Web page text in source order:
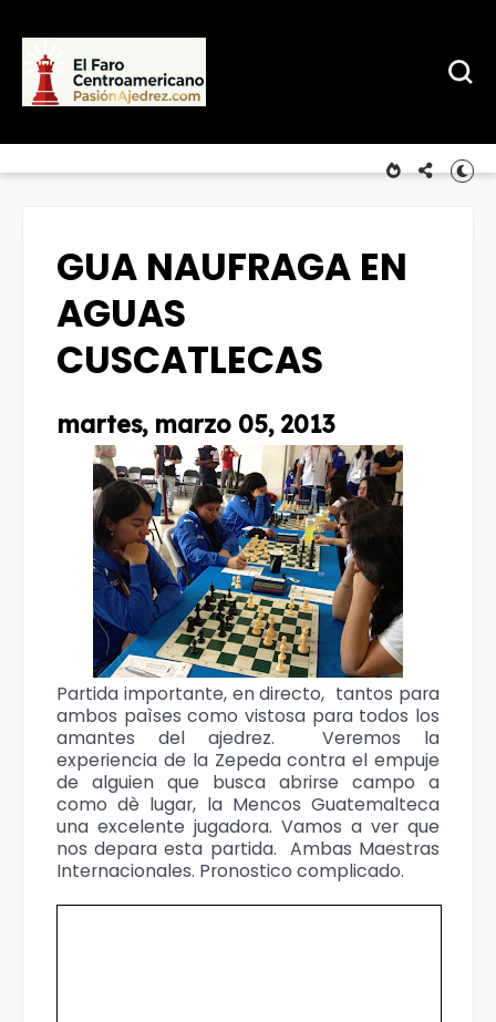
GUA NAUFRAGA EN
AGUAS
CUSCATLECAS
martes, marzo 05, 2013
Partida importante, en directo, tantos para
ambos paìses como vistosa para todos los
amantes del ajedrez. Veremos la
experiencia de la Zepeda contra el empuje
de alguien que busca abrirse campo a
como dè lugar, la Mencos Guatemalteca
una excelente jugadora. Vamos a ver que
nos depara esta partida. Ambas Maestras
Internacionales. Pronostico complicado.